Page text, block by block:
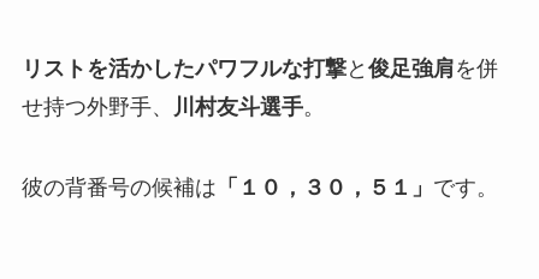
リストを活かしたパワフルな打撃と 俊足強肩を併
せ持つ外野手、
川村友斗選手。
彼の背番号の候補は 「１０，３０，５１」 です。